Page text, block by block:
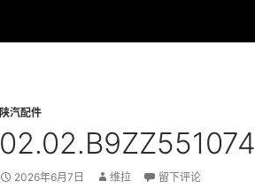
陕汽配件
02.02.B9ZZ551074
2026年6月7日 维拉 留下评论